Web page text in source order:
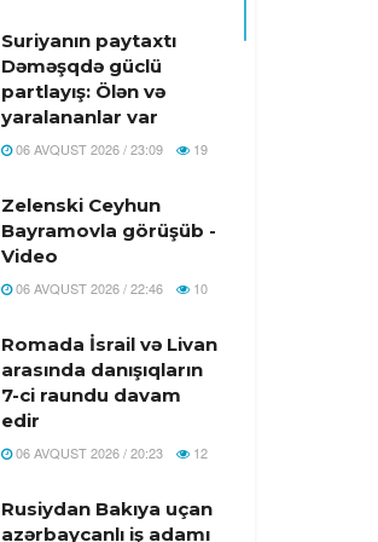
Suriyanın paytaxtı
Dəməşqdə güclü
partlayış: Ölən və
yaralananlar var
06 AVQUST 2026 / 23:09 19
Zelenski Ceyhun
Bayramovla görüşüb -
Video
06 AVQUST 2026 / 22:46 10
Romada İsrail və Livan
arasında danışıqların
7-ci raundu davam
edir
06 AVQUST 2026 / 20:23 12
Rusiydan Bakıya uçan
azərbaycanlı iş adamı